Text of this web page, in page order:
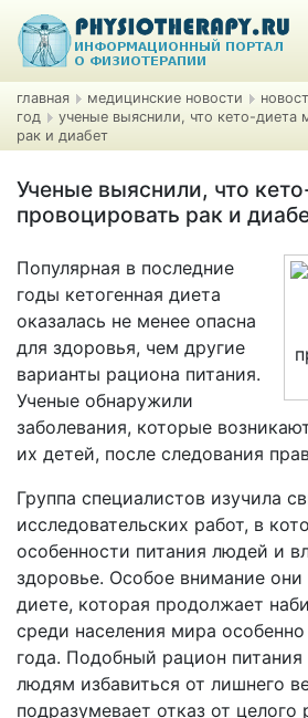
главная медицинские новости
год
ученые выяснили, что кето-диета
рак и диабет
Ученые выяснили, что
провоцировать рак и
Популярная в последние
годы кетогенная диета
оказалась не менее опасна
для здоровья, чем другие
варианты рациона питания.
Ученые обнаружили
заболевания, которые
их детей, после следования
Группа специалистов изучила
исследовательских работ, в
особенности питания людей и
здоровье. Особое внимание они
диете, которая продолжает
среди населения мира
года. Подобный рацион
людям избавиться от лишнего
подразумевает отказ от целого